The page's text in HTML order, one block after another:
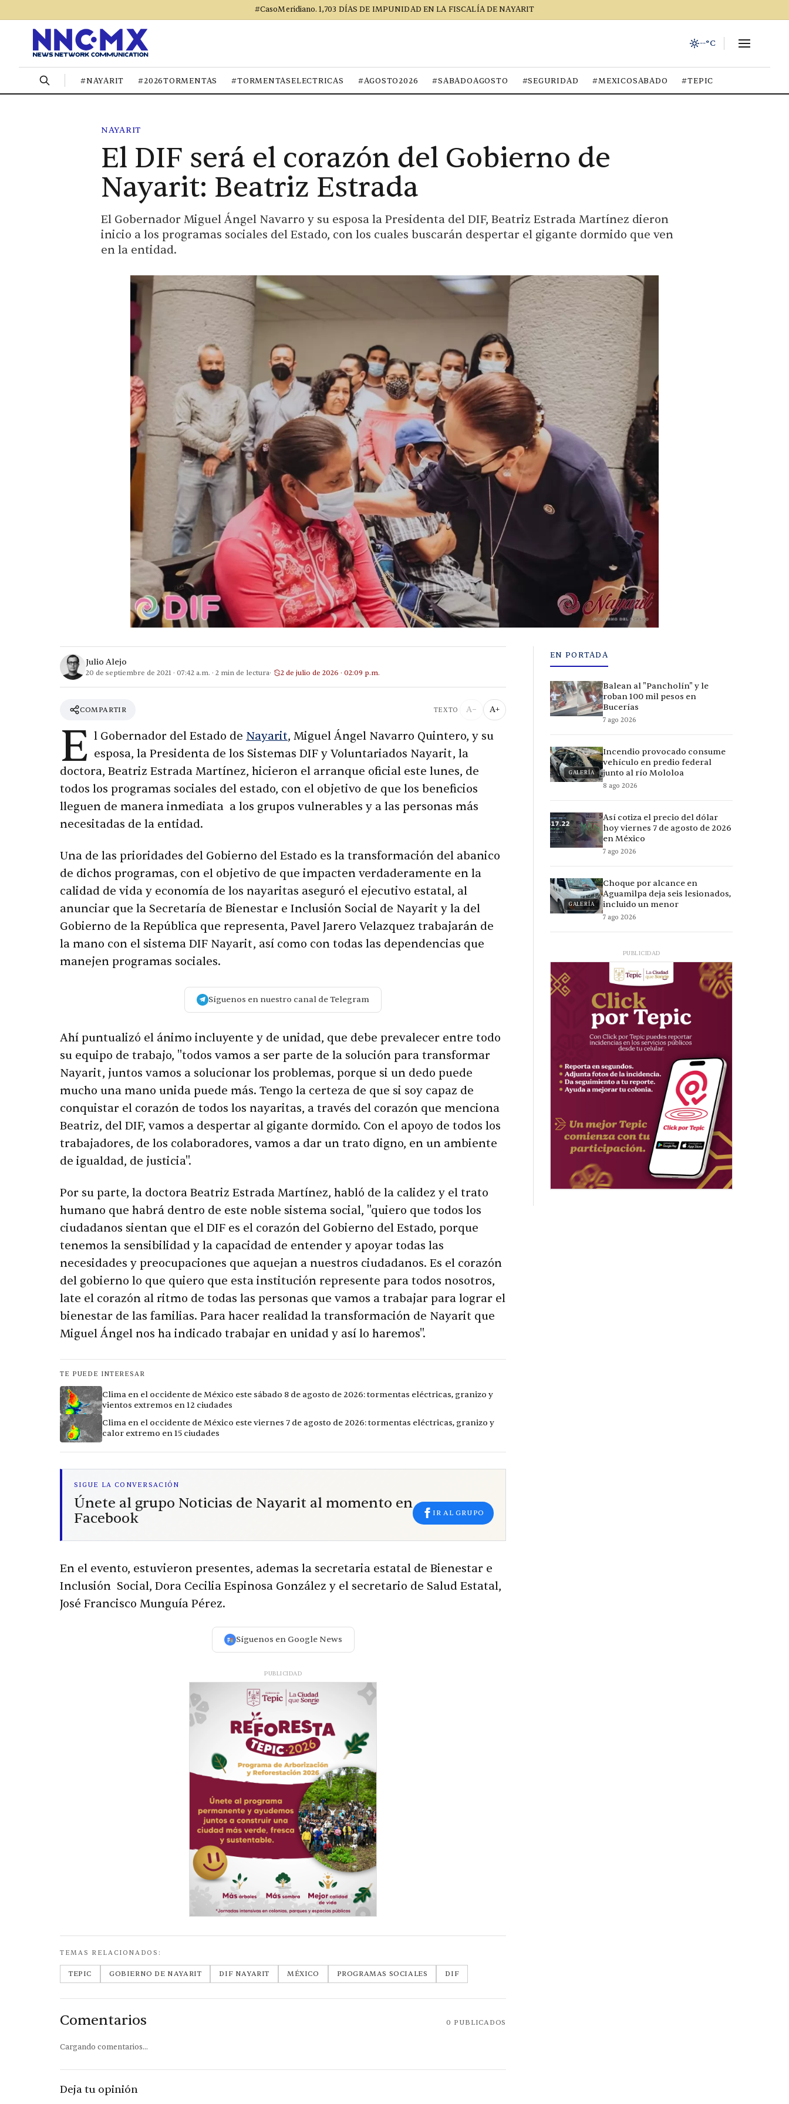
#CasoMeridiano. 1,703 DÍAS DE IMPUNIDAD EN LA FISCALÍA DE NAYARIT
--°C
#NAYARIT #2026TORMENTAS #TORMENTASELECTRICAS #AGOSTO2026 #SABADOAGOSTO #SEGURIDAD #MEXICOSABADO #TEPIC
NAYARIT
El DIF será el corazón del Gobierno de
Nayarit: Beatriz Estrada
El Gobernador Miguel Ángel Navarro y su esposa la Presidenta del DIF, Beatriz Estrada Martínez dieron
inicio a los programas sociales del Estado, con los cuales buscarán despertar el gigante dormido que ven
en la entidad.
Julio Alejo
20 de septiembre de 2021 · 07:42 a.m. · 2 min de lectura 2 de julio de 2026 · 02:09 p.m.
COMPARTIR TEXTO A− A+
E l Gobernador del Estado de Nayarit, Miguel Ángel Navarro Quintero, y su
esposa, la Presidenta de los Sistemas DIF y Voluntariados Nayarit, la
doctora, Beatriz Estrada Martínez, hicieron el arranque oficial este lunes, de
todos los programas sociales del estado, con el objetivo de que los beneficios
lleguen de manera inmediata a los grupos vulnerables y a las personas más
necesitadas de la entidad.
Una de las prioridades del Gobierno del Estado es la transformación del abanico
de dichos programas, con el objetivo de que impacten verdaderamente en la
calidad de vida y economía de los nayaritas aseguró el ejecutivo estatal, al
anunciar que la Secretaría de Bienestar e Inclusión Social de Nayarit y la del
Gobierno de la República que representa, Pavel Jarero Velazquez trabajarán de
la mano con el sistema DIF Nayarit, así como con todas las dependencias que
manejen programas sociales.
Síguenos en nuestro canal de Telegram
Ahí puntualizó el ánimo incluyente y de unidad, que debe prevalecer entre todo
su equipo de trabajo, "todos vamos a ser parte de la solución para transformar
Nayarit, juntos vamos a solucionar los problemas, porque si un dedo puede
mucho una mano unida puede más. Tengo la certeza de que si soy capaz de
conquistar el corazón de todos los nayaritas, a través del corazón que menciona
Beatriz, del DIF, vamos a despertar al gigante dormido. Con el apoyo de todos los
trabajadores, de los colaboradores, vamos a dar un trato digno, en un ambiente
de igualdad, de justicia".
Por su parte, la doctora Beatriz Estrada Martínez, habló de la calidez y el trato
humano que habrá dentro de este noble sistema social, "quiero que todos los
ciudadanos sientan que el DIF es el corazón del Gobierno del Estado, porque
tenemos la sensibilidad y la capacidad de entender y apoyar todas las
necesidades y preocupaciones que aquejan a nuestros ciudadanos. Es el corazón
del gobierno lo que quiero que esta institución represente para todos nosotros,
late el corazón al ritmo de todas las personas que vamos a trabajar para lograr el
bienestar de las familias. Para hacer realidad la transformación de Nayarit que
Miguel Ángel nos ha indicado trabajar en unidad y así lo haremos".
TE PUEDE INTERESAR
Clima en el occidente de México este sábado 8 de agosto de 2026: tormentas eléctricas, granizo y
vientos extremos en 12 ciudades
Clima en el occidente de México este viernes 7 de agosto de 2026: tormentas eléctricas, granizo y
calor extremo en 15 ciudades
SIGUE LA CONVERSACIÓN
Únete al grupo Noticias de Nayarit al momento en
Facebook
IR AL GRUPO
En el evento, estuvieron presentes, ademas la secretaria estatal de Bienestar e
Inclusión Social, Dora Cecilia Espinosa González y el secretario de Salud Estatal,
José Francisco Munguía Pérez.
Síguenos en Google News
PUBLICIDAD
TEMAS RELACIONADOS:
TEPIC GOBIERNO DE NAYARIT DIF NAYARIT MÉXICO PROGRAMAS SOCIALES DIF
Comentarios 0 PUBLICADOS
Cargando comentarios...
Deja tu opinión
EN PORTADA
Balean al "Pancholín" y le
roban 100 mil pesos en
Bucerías
7 ago 2026
GALERÍA
Incendio provocado consume
vehículo en predio federal
junto al río Mololoa
8 ago 2026
Así cotiza el precio del dólar
hoy viernes 7 de agosto de 2026
en México
7 ago 2026
GALERÍA
Choque por alcance en
Aguamilpa deja seis lesionados,
incluido un menor
7 ago 2026
PUBLICIDAD